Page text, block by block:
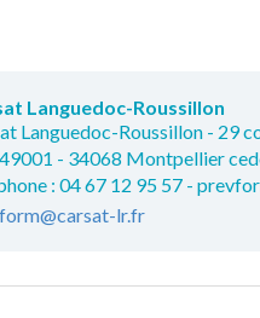
Languedoc-Roussillon
Languedoc-Roussillon - 29
49001 - 34068 Montpellier
: 04 67 12 95 57 -
lr.fr